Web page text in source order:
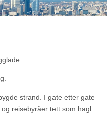
strand. I gate etter gate
reisebyråer tett som hagl.